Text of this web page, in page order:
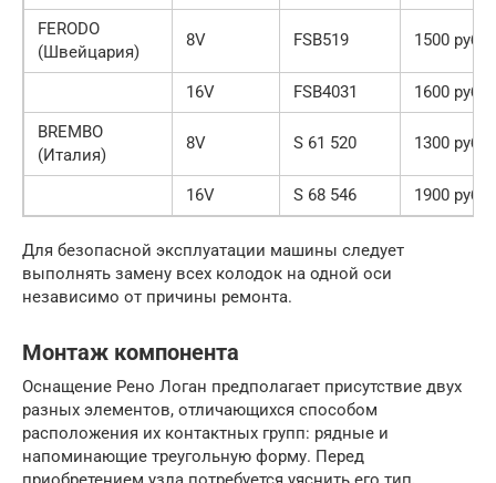
FERODO
(Швейцария)
8V FSB519 1500 руб.
16V FSB4031
1600 руб.
BREMBO
(Италия)
8V S 61 520 1300 руб.
16V S 68 546 1900 руб.
Для безопасной эксплуатации машины следует
выполнять замену всех колодок на одной оси
независимо от причины ремонта.
Монтаж компонента
Оснащение Рено Логан предполагает присутствие двух
разных элементов, отличающихся способом
расположения их контактных групп: рядные и
напоминающие треугольную форму. Перед